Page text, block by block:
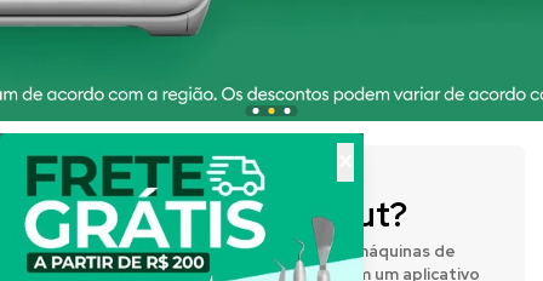
O que é a Cricut?
A Cricut® fabrica prensas térmicas e máquinas de
corte inteligentes que funcionam com um aplicativo